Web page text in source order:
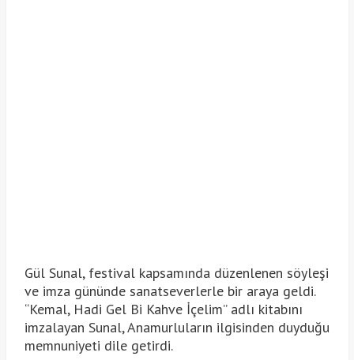
Gül Sunal, festival kapsamında düzenlenen söyleşi
ve imza gününde sanatseverlerle bir araya geldi.
“Kemal, Hadi Gel Bi Kahve İçelim” adlı kitabını
imzalayan Sunal, Anamurluların ilgisinden duyduğu
memnuniyeti dile getirdi.